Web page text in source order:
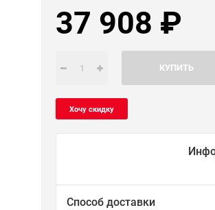
37 908 ₽
КУПИТЬ
Способ доставки